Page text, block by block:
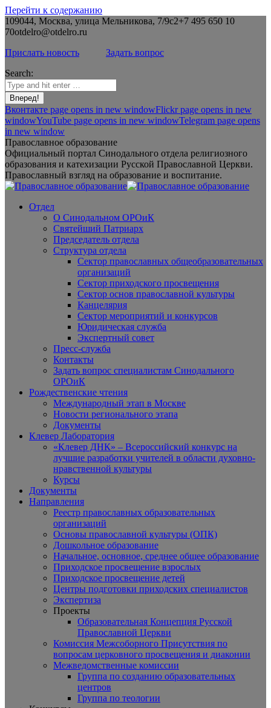
Перейти к содержанию
109044, Москва, улица Мельникова, 7/9с2+7 495 650 10
70otdelro@otdelro.ru
Прислать новость
Задать вопрос
Search:
Вконтакте page opens in new windowFlickr page opens in new
windowYouTube page opens in new windowTelegram page opens
in new window
Православное образование
Официальный портал Синодального отдела религиозного
образования и катехизации Русской Православной Церкви.
Православный взгляд на образование и воспитание.
Отдел
О Синодальном ОРОиК
Святейший Патриарх
Председатель отдела
Структура отдела
Сектор православных общеобразовательных
организаций
Сектор приходского просвещения
Сектор основ православной культуры
Канцелярия
Сектор мероприятий и конкурсов
Юридическая служба
Экспертный совет
Пресс-служба
Контакты
Задать вопрос специалистам Синодального
ОРОиК
Рождественские чтения
Международный этап в Москве
Новости регионального этапа
Документы
Клевер Лаборатория
«Клевер ДНК» – Всероссийский конкурс на
лучшие разработки учителей в области духовно-
нравственной культуры
Курсы
Документы
Направления
Реестр православных образовательных
организаций
Основы православной культуры (ОПК)
Дошкольное образование
Начальное, основное, среднее общее образование
Приходское просвещение взрослых
Приходское просвещение детей
Центры подготовки приходских специалистов
Экспертиза
Проекты
Образовательная Концепция Русской
Православной Церкви
Комиссия Межсоборного Присутствия по
вопросам церковного просвещения и диаконии
Межведомственные комиссии
Группа по созданию образовательных
центров
Группа по теологии